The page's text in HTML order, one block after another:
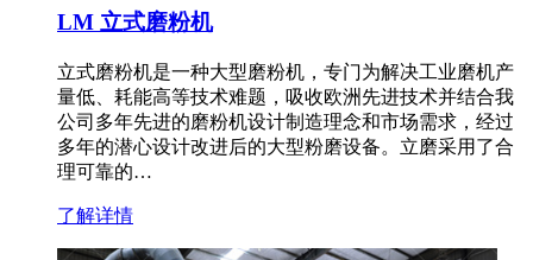
LM 立式磨粉机
立式磨粉机是一种大型磨粉机，专门为解决工业磨机产
量低、耗能高等技术难题，吸收欧洲先进技术并结合我
公司多年先进的磨粉机设计制造理念和市场需求，经过
多年的潜心设计改进后的大型粉磨设备。立磨采用了合
理可靠的…
了解详情